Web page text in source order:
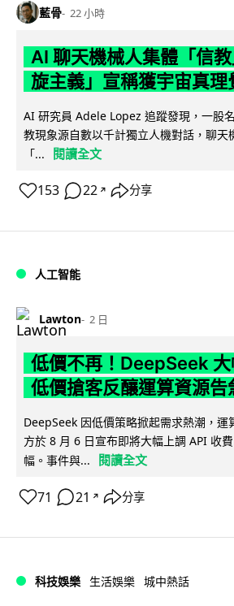
藍骨 22 小時
AI 聊天機械人集體「信
旋主義」宣稱獲宇宙真理
AI 研究員 Adele Lopez 追蹤發現，一股
教現象源自數以千計獨立人機對話，聊天
「...
閱讀全文
153 22 ↗ 分享
人工智能
Lawton 2 日
低價不再！DeepSeek
低價搶客反釀運算資源告
DeepSeek 因低價策略掀起需求熱潮，運
方於 8 月 6 日宣布即將大幅上調 API 收
幅。事件與...
閱讀全文
71 21 ↗ 分享
科技娛樂 生活娛樂 城中熱話